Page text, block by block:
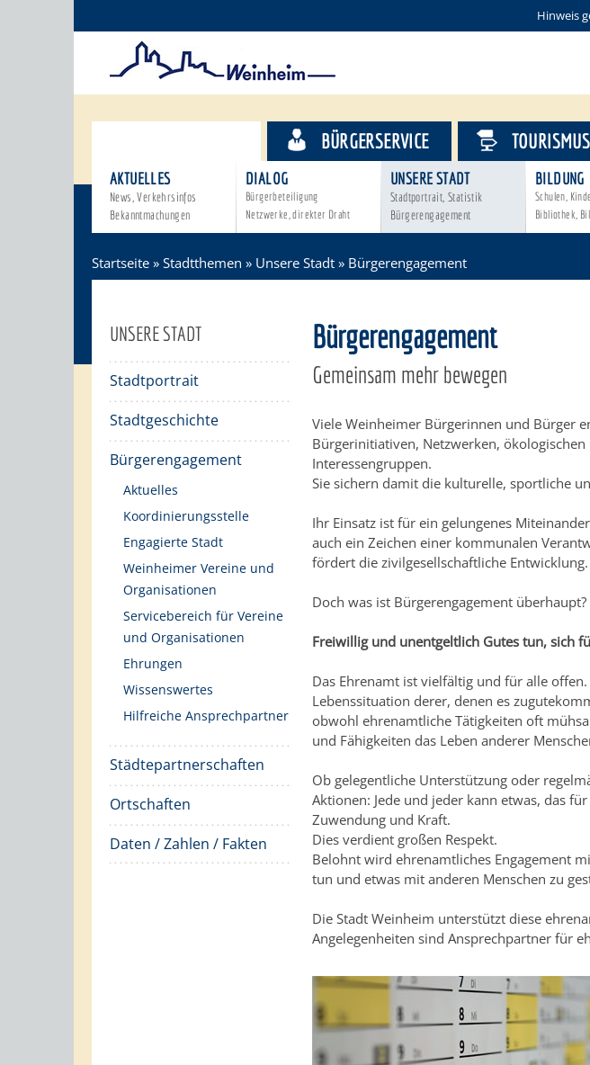
Hinweis
AKTUELLES
News, Verkehrsinfos
Bekanntmachungen
DIALOG
Bürgerbeteiligung
Netzwerke, direkter Draht
UNSERE STADT
Stadtportrait, Statistik
Bürgerengagement
BILDUNG
Schulen,
Bibliothek,
BÜRGERSERVICE TOURISMUS
Startseite » Stadtthemen » Unsere Stadt » Bürgerengagement
UNSERE STADT
Stadtportrait
Stadtgeschichte
Bürgerengagement
Aktuelles
Koordinierungsstelle
Engagierte Stadt
Weinheimer Vereine und
Organisationen
Servicebereich für Vereine
und Organisationen
Ehrungen
Wissenswertes
Hilfreiche Ansprechpartner
Städtepartnerschaften
Ortschaften
Daten / Zahlen / Fakten
Bürgerengagement
Gemeinsam mehr bewegen
Viele Weinheimer Bürgerinnen und Bürger
Bürgerinitiativen, Netzwerken,
Interessengruppen.
Sie sichern damit die kulturelle, sportliche
Ihr Einsatz ist für ein gelungenes
auch ein Zeichen einer kommunalen
fördert die zivilgesellschaftliche Entwicklung.
Doch was ist Bürgerengagement überhaupt?
Freiwillig und unentgeltlich Gutes tun, sich
Das Ehrenamt ist vielfältig und für alle
Lebenssituation derer, denen es
obwohl ehrenamtliche Tätigkeiten oft
und Fähigkeiten das Leben anderer
Ob gelegentliche Unterstützung oder
Aktionen: Jede und jeder kann etwas, das
Zuwendung und Kraft.
Dies verdient großen Respekt.
Belohnt wird ehrenamtliches Engagement
tun und etwas mit anderen Menschen zu
Die Stadt Weinheim unterstützt diese
Angelegenheiten sind Ansprechpartner für